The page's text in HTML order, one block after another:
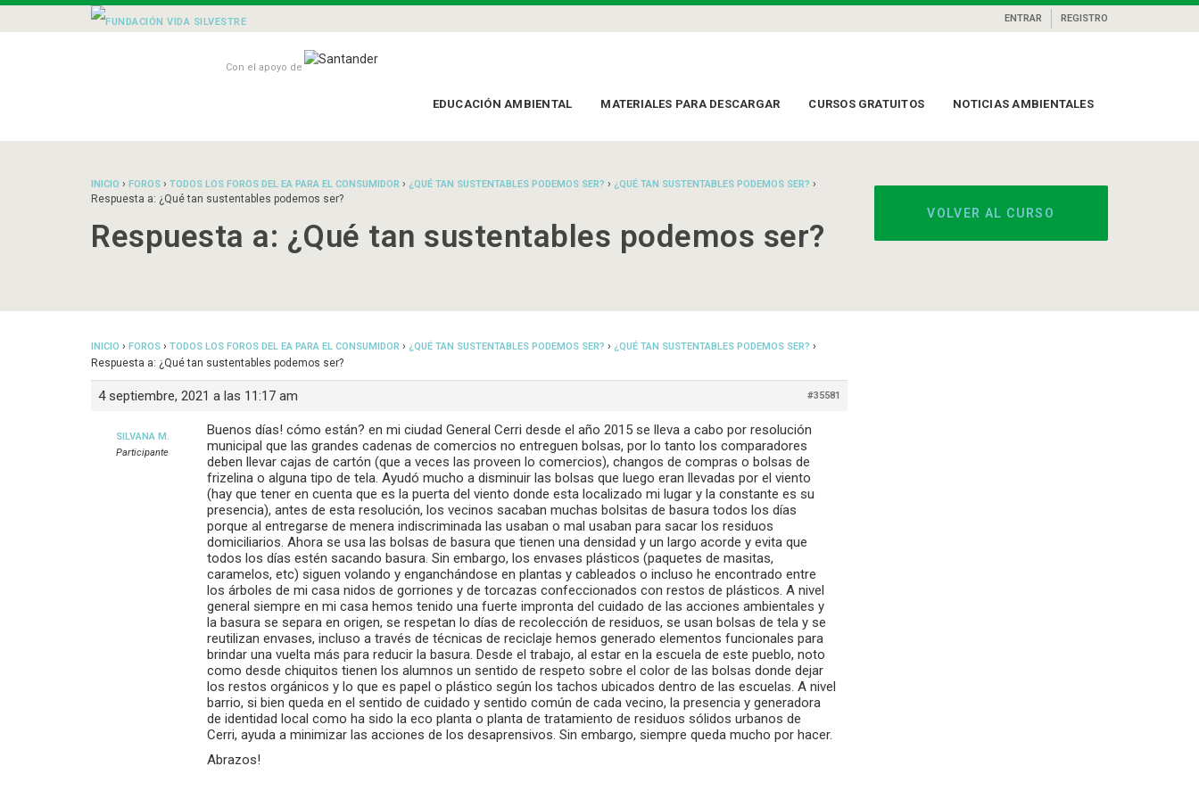
ENTRAR REGISTRO
Con el apoyo de
EDUCACIÓN AMBIENTAL MATERIALES PARA DESCARGAR CURSOS GRATUITOS NOTICIAS AMBIENTALES
INICIO › FOROS › TODOS LOS FOROS DEL EA PARA EL CONSUMIDOR › ¿QUÉ TAN SUSTENTABLES PODEMOS SER? › ¿QUÉ TAN SUSTENTABLES PODEMOS SER? ›
Respuesta a: ¿Qué tan sustentables podemos ser?
Respuesta a: ¿Qué tan sustentables podemos ser?
VOLVER AL CURSO
INICIO › FOROS › TODOS LOS FOROS DEL EA PARA EL CONSUMIDOR › ¿QUÉ TAN SUSTENTABLES PODEMOS SER? › ¿QUÉ TAN SUSTENTABLES PODEMOS SER? ›
Respuesta a: ¿Qué tan sustentables podemos ser?
4 septiembre, 2021 a las 11:17 am #35581
SILVANA M.
Participante
Buenos días! cómo están? en mi ciudad General Cerri desde el año 2015 se lleva a cabo por resolución
municipal que las grandes cadenas de comercios no entreguen bolsas, por lo tanto los comparadores
deben llevar cajas de cartón (que a veces las proveen lo comercios), changos de compras o bolsas de
frizelina o alguna tipo de tela. Ayudó mucho a disminuir las bolsas que luego eran llevadas por el viento
(hay que tener en cuenta que es la puerta del viento donde esta localizado mi lugar y la constante es su
presencia), antes de esta resolución, los vecinos sacaban muchas bolsitas de basura todos los días
porque al entregarse de menera indiscriminada las usaban o mal usaban para sacar los residuos
domiciliarios. Ahora se usa las bolsas de basura que tienen una densidad y un largo acorde y evita que
todos los días estén sacando basura. Sin embargo, los envases plásticos (paquetes de masitas,
caramelos, etc) siguen volando y enganchándose en plantas y cableados o incluso he encontrado entre
los árboles de mi casa nidos de gorriones y de torcazas confeccionados con restos de plásticos. A nivel
general siempre en mi casa hemos tenido una fuerte impronta del cuidado de las acciones ambientales y
la basura se separa en origen, se respetan lo días de recolección de residuos, se usan bolsas de tela y se
reutilizan envases, incluso a través de técnicas de reciclaje hemos generado elementos funcionales para
brindar una vuelta más para reducir la basura. Desde el trabajo, al estar en la escuela de este pueblo, noto
como desde chiquitos tienen los alumnos un sentido de respeto sobre el color de las bolsas donde dejar
los restos orgánicos y lo que es papel o plástico según los tachos ubicados dentro de las escuelas. A nivel
barrio, si bien queda en el sentido de cuidado y sentido común de cada vecino, la presencia y generadora
de identidad local como ha sido la eco planta o planta de tratamiento de residuos sólidos urbanos de
Cerri, ayuda a minimizar las acciones de los desaprensivos. Sin embargo, siempre queda mucho por hacer.
Abrazos!